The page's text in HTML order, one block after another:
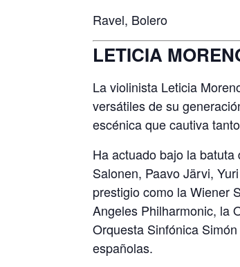
Ravel, Bolero
LETICIA
La violinista Leticia
versátiles de su
escénica que cautiva
Ha actuado bajo la
Salonen, Paavo Järvi,
prestigio como la Wiener
Angeles Philharmonic, la
Orquesta Sinfónica
españolas.